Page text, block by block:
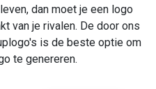
dan moet je een logo
van je rivalen. De door ons
is de beste optie om
te genereren.